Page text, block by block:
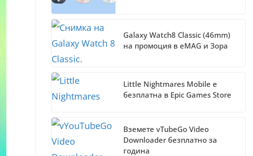
Galaxy Watch8 Classic (46mm)
на промоция в eMAG и Зора
Little Nightmares Mobile е
безплатна в Epic Games Store
Вземете vTubeGo Video
Downloader безплатно за
година